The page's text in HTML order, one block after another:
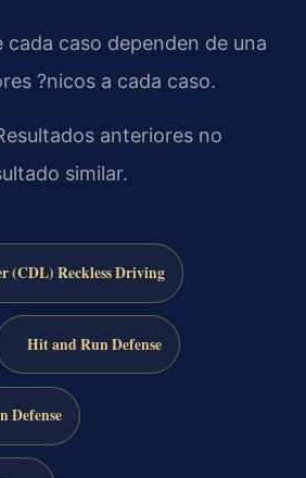
cada caso dependen de una
?nicos a cada caso.
anteriores no
similar.
(CDL) Reckless Driving
Hit and Run Defense
Defense